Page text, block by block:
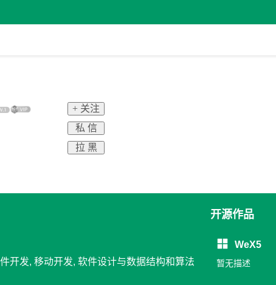
+ 关注
私 信
拉 黑
开发, 移动开发, 软件设计与数据结构和算法
开源作品
WeX5
暂无描述